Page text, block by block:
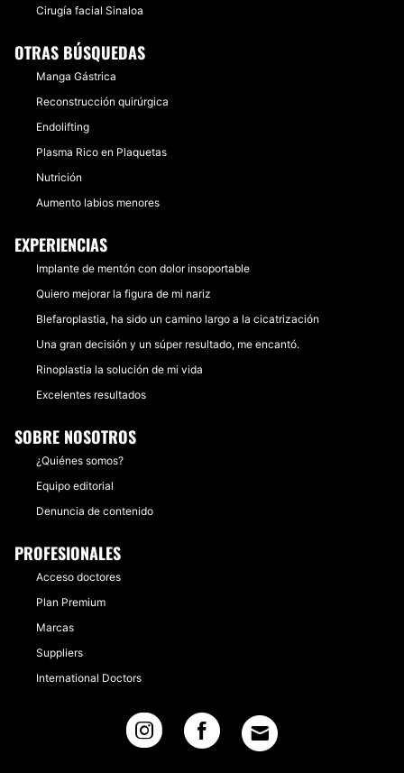
Cirugía facial Sinaloa
OTRAS BÚSQUEDAS
Manga Gástrica
Reconstrucción quirúrgica
Endolifting
Plasma Rico en Plaquetas
Nutrición
Aumento labios menores
EXPERIENCIAS
Implante de mentón con dolor insoportable
Quiero mejorar la figura de mi nariz
Blefaroplastia, ha sido un camino largo a la cicatrización
Una gran decisión y un súper resultado, me encantó.
Rinoplastia la solución de mi vida
Excelentes resultados
SOBRE NOSOTROS
¿Quiénes somos?
Equipo editorial
Denuncia de contenido
PROFESIONALES
Acceso doctores
Plan Premium
Marcas
Suppliers
International Doctors